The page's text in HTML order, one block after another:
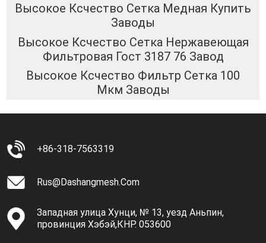
Высокое Ксчество Сетка Медная Купить
Заводы
Высокое Ксчество Сетка Нержавеющая
Фильтровая Гост 3187 76 Завод
Высокое Ксчество Фильтр Сетка 100
Мкм Заводы
+86-318-7563319
Rus@dashangmesh.com
Западная улица Хунци, № 13, уезд Аньпин,
провинция Хэбэй,КНР. 053600